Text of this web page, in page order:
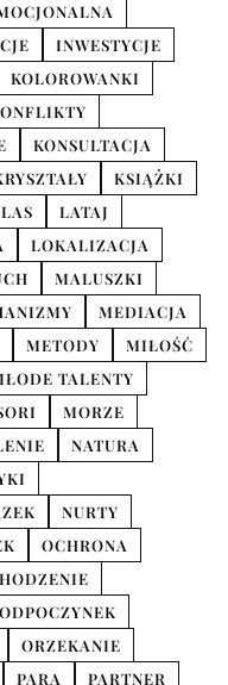
INWESTYCJE
KOLOROWANKI
KONSULTACJA
KSIĄŻKI
LAS
LATAJ
LOKALIZACJA
MALUSZKI
MEDIACJA
METODY
MIŁOŚĆ
TALENTY
MORZE
NATURA
NURTY
OCHRONA
ODPOCZYNEK
ORZEKANIE
PARA PARTNER